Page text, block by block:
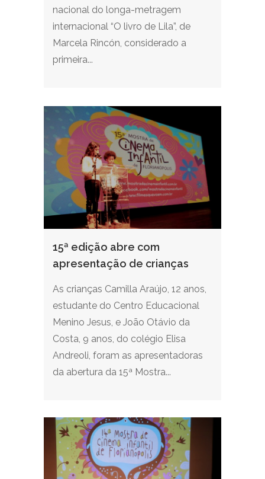
nacional do longa-metragem
internacional “O livro de Lila”, de
Marcela Rincón, considerado a
primeira...
15ª edição abre com
apresentação de crianças
As crianças Camilla Araújo, 12 anos,
estudante do Centro Educacional
Menino Jesus, e João Otávio da
Costa, 9 anos, do colégio Elisa
Andreoli, foram as apresentadoras
da abertura da 15ª Mostra...